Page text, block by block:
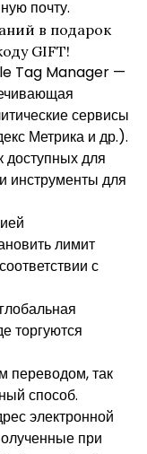
почту.
в подарок
GIFT!
Tag Manager —
сервисы
Метрика и др.).
доступных для
инструменты для
лимит
с
торгуются
переводом, так
способ.
электронной
при